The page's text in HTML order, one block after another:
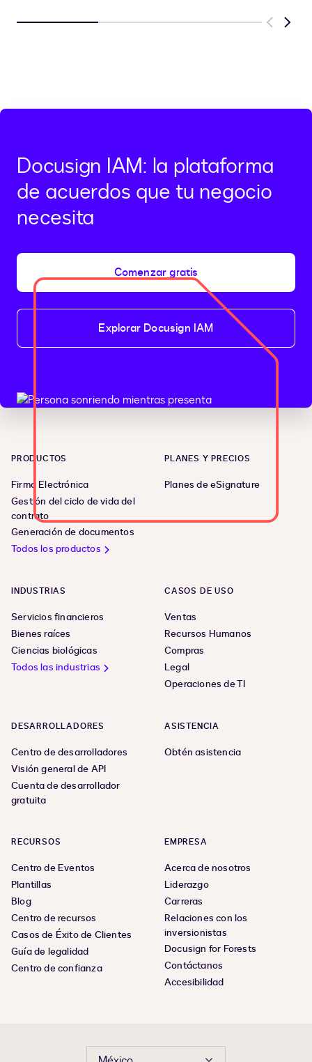
Previous
Next
Docusign IAM: la plataforma
de acuerdos que tu negocio
necesita
Comenzar gratis
Explorar Docusign IAM
PRODUCTOS
Firma Electrónica
Gestión del ciclo de vida del
contrato
Generación de documentos
Todos los productos
PLANES Y PRECIOS
Planes de eSignature
INDUSTRIAS
Servicios financieros
Bienes raíces
Ciencias biológicas
Todos las industrias
CASOS DE USO
Ventas
Recursos Humanos
Compras
Legal
Operaciones de TI
DESARROLLADORES
Centro de desarrolladores
Visión general de API
Cuenta de desarrollador
gratuita
ASISTENCIA
Obtén asistencia
RECURSOS
Centro de Eventos
Plantillas
Blog
Centro de recursos
Casos de Éxito de Clientes
Guía de legalidad
Centro de confianza
EMPRESA
Acerca de nosotros
Liderazgo
Carreras
Relaciones con los
inversionistas
Docusign for Forests
Contáctanos
Accesibilidad